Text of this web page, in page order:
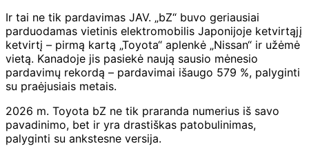
Ir tai ne tik pardavimas JAV. „bZ“ buvo geriausiai
parduodamas vietinis elektromobilis Japonijoje ketvirtąjį
ketvirtį – pirmą kartą „Toyota“ aplenkė „Nissan“ ir užėmė
vietą. Kanadoje jis pasiekė naują sausio mėnesio
pardavimų rekordą – pardavimai išaugo 579 %, palyginti
su praėjusiais metais.
2026 m. Toyota bZ ne tik praranda numerius iš savo
pavadinimo, bet ir yra drastiškas patobulinimas,
palyginti su ankstesne versija.